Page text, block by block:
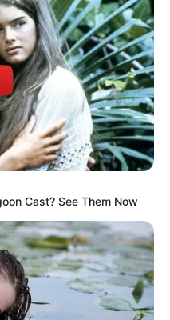
AL LLANO
DE MEDELLÍN
DE AGUA
Cast? See Them Now